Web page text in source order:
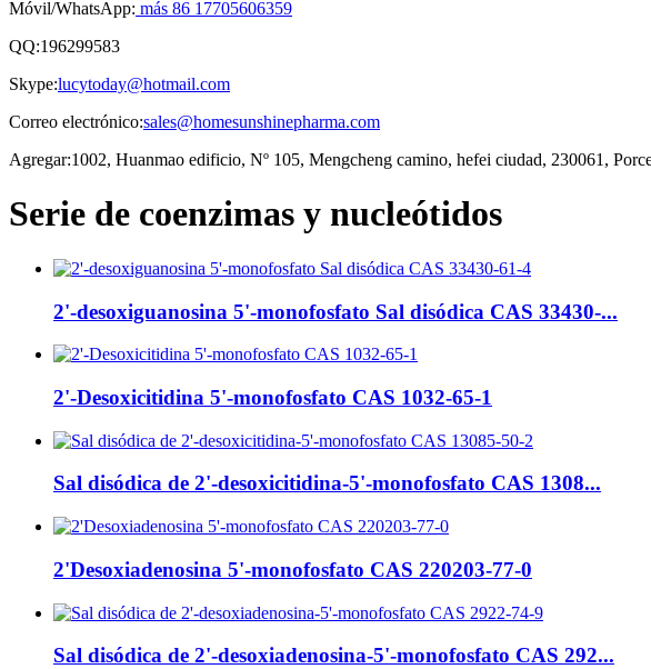
Móvil/WhatsApp: más 86 17705606359
QQ:196299583
Skype:lucytoday@hotmail.com
Correo electrónico:sales@homesunshinepharma.com
Agregar:1002, Huanmao edificio, Nº 105, Mengcheng camino, hefei ciudad, 230061,
Serie de coenzimas y nucleótidos
2'-desoxiguanosina 5'-monofosfato Sal disódica CAS 33430-...
2'-Desoxicitidina 5'-monofosfato CAS 1032-65-1
Sal disódica de 2'-desoxicitidina-5'-monofosfato CAS 1308...
2'Desoxiadenosina 5'-monofosfato CAS 220203-77-0
Sal disódica de 2'-desoxiadenosina-5'-monofosfato CAS 292...